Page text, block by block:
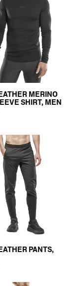
MERINO
SHIRT, MEN
PANTS,